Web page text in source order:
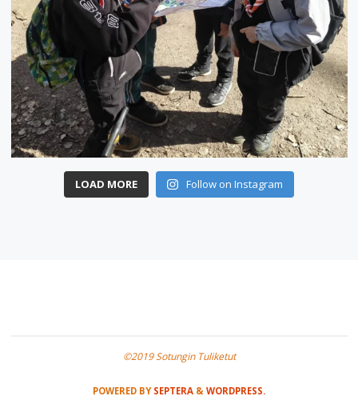
LOAD MORE Follow on Instagram
©2019 Sotungin Tuliketut
POWERED BYSEPTERA & WORDPRESS.